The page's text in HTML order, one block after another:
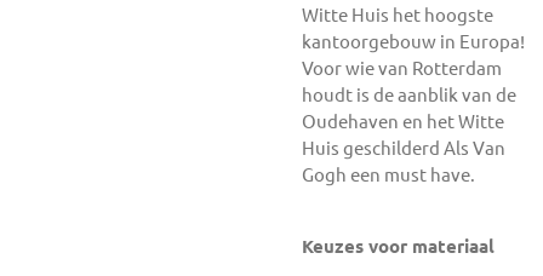
Witte Huis het hoogste
kantoorgebouw in Europa!
Voor wie van Rotterdam
houdt is de aanblik van de
Oudehaven en het Witte
Huis geschilderd Als Van
Gogh een must have.
Keuzes voor materiaal